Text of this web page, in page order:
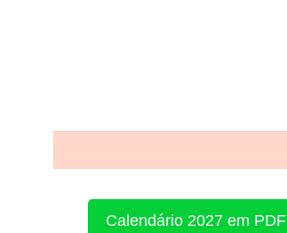
Calendário 2027 em PDF